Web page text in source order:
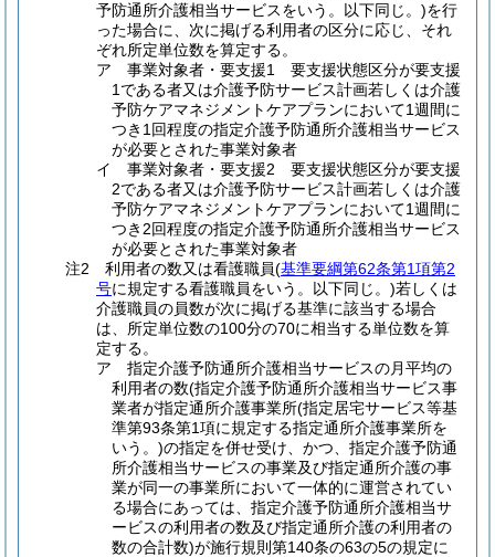
予防通所介護相当サービスをいう。以下同じ。)を行
った場合に、次に掲げる利用者の区分に応じ、それ
ぞれ所定単位数を算定する。
ア 事業対象者・要支援1 要支援状態区分が要支援
1である者又は介護予防サービス計画若しくは介護
予防ケアマネジメントケアプランにおいて1週間に
つき1回程度の指定介護予防通所介護相当サービス
が必要とされた事業対象者
イ 事業対象者・要支援2 要支援状態区分が要支援
2である者又は介護予防サービス計画若しくは介護
予防ケアマネジメントケアプランにおいて1週間に
つき2回程度の指定介護予防通所介護相当サービス
が必要とされた事業対象者
注2 利用者の数又は看護職員(基準要綱第62条第1項第2
号に規定する看護職員をいう。以下同じ。)若しくは
介護職員の員数が次に掲げる基準に該当する場合
は、所定単位数の100分の70に相当する単位数を算
定する。
ア 指定介護予防通所介護相当サービスの月平均の
利用者の数(指定介護予防通所介護相当サービス事
業者が指定通所介護事業所(指定居宅サービス等基
準第93条第1項に規定する指定通所介護事業所を
いう。)の指定を併せ受け、かつ、指定介護予防通
所介護相当サービスの事業及び指定通所介護の事
業が同一の事業所において一体的に運営されてい
る場合にあっては、指定介護予防通所介護相当サ
ービスの利用者の数及び指定通所介護の利用者の
数の合計数)が施行規則第140条の63の5の規定に